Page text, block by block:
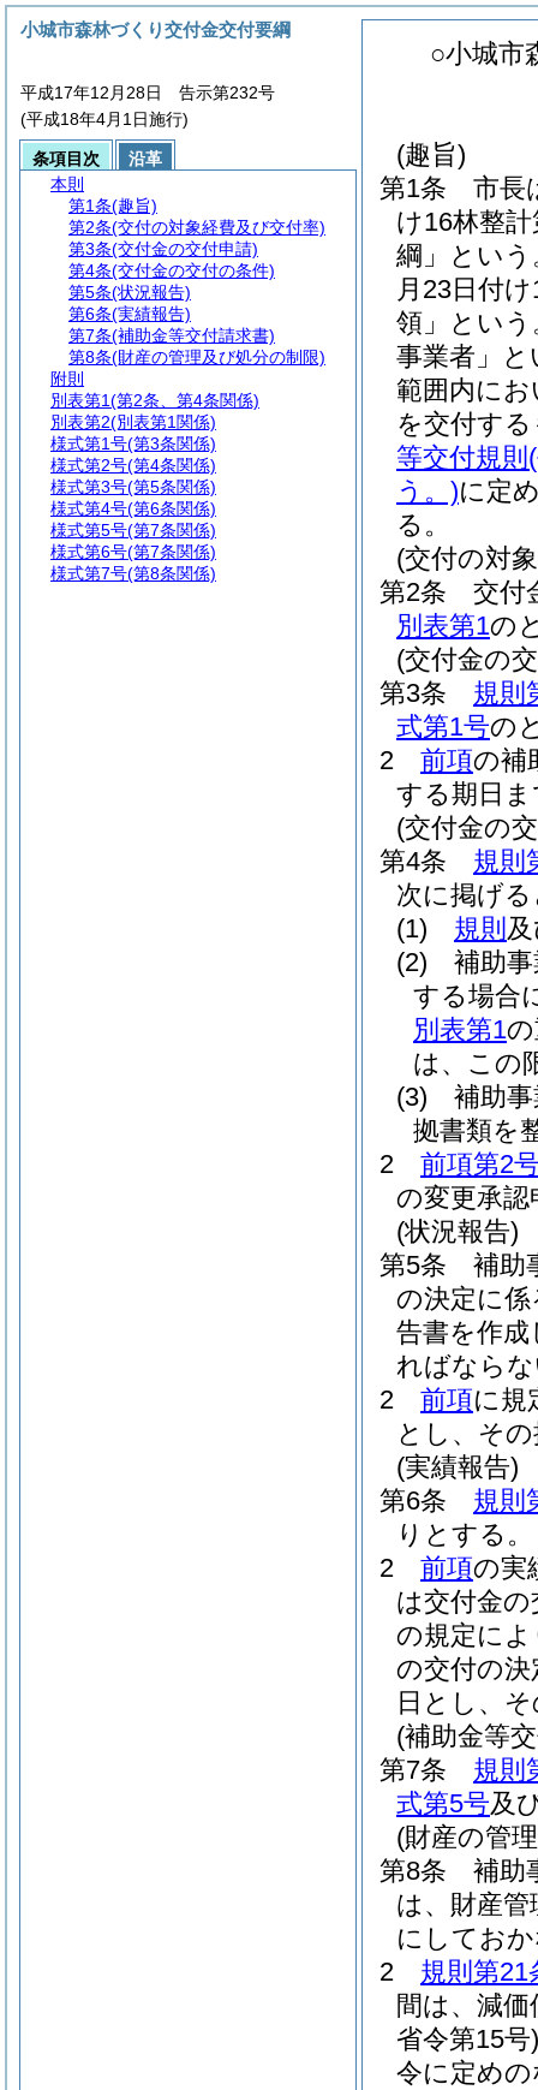
○小城市
(趣旨)
第1条
市長
け16林整
綱」という
月23日付
領」という
事業者」と
範囲内に
を交付す
等交付規則
う。)に定
る。
(交付の対
第2条
交付
別表第1の
(交付金の
第3条
規則
式第1号の
2
前項の補
する期日
(交付金の
第4条
規則
次に掲げ
(1)
規則
(2)
補助
する場合
別表第1
は、この
(3)
補助
拠書類を
2
前項第2
の変更承認
(状況報告)
第5条
補助
の決定に
告書を作
ればなら
2
前項に規
とし、そ
(実績報告)
第6条
規則
りとする。
2
前項の実
は交付金
の規定に
の交付の
日とし、
(補助金等
第7条
規則
式第5号及
(財産の管
第8条
補助
は、財産管
にしてお
2
規則第
間は、減
省令第15号)
令に定め
小城市森林づくり交付金交付要綱
平成17年12月28日 告示第232号
(平成18年4月1日施行)
条項目次
沿革
本則
第1条(趣旨)
第2条(交付の対象経費及び交付率)
第3条(交付金の交付申請)
第4条(交付金の交付の条件)
第5条(状況報告)
第6条(実績報告)
第7条(補助金等交付請求書)
第8条(財産の管理及び処分の制限)
附則
別表第1(第2条、第4条関係)
別表第2(別表第1関係)
様式第1号(第3条関係)
様式第2号(第4条関係)
様式第3号(第5条関係)
様式第4号(第6条関係)
様式第5号(第7条関係)
様式第6号(第7条関係)
様式第7号(第8条関係)